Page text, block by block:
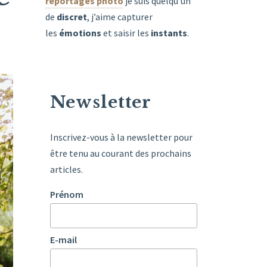
de discret, j’aime capturer
les émotions et saisir les instants.
Newsletter
Inscrivez-vous à la newsletter pour
être tenu au courant des prochains
articles.
Prénom
E-mail